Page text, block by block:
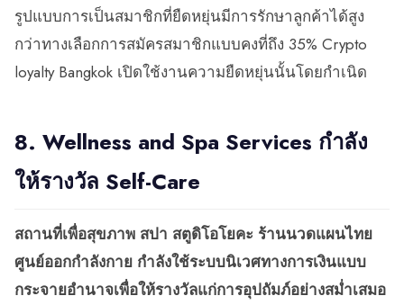
รูปแบบการเป็นสมาชิกที่ยืดหยุ่นมีการรักษาลูกค้าได้สูง
กว่าทางเลือกการสมัครสมาชิกแบบคงที่ถึง 35% Crypto
loyalty Bangkok เปิดใช้งานความยืดหยุ่นนั้นโดยกำเนิด
8. Wellness and Spa Services กำลัง
ให้รางวัล Self-Care
สถานที่เพื่อสุขภาพ สปา สตูดิโอโยคะ ร้านนวดแผนไทย
ศูนย์ออกกำลังกาย กำลังใช้ระบบนิเวศทางการเงินแบบ
กระจายอำนาจเพื่อให้รางวัลแก่การอุปถัมภ์อย่างสม่ำเสมอ